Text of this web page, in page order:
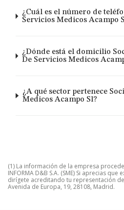
¿Cuál es el número de
Servicios Medicos Acampo
¿Dónde está el domicilio
De Servicios Medicos
¿A qué sector pertenece
Medicos Acampo Sl?
(1) La información de la empresa
INFORMA D&B S.A. (SME) Si aprecias
dirígete acreditando tu representación
Avenida de Europa, 19, 28108, Madrid.